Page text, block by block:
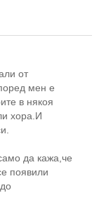
от
мен е
в някоя
хора.И
да кажа,че
появили